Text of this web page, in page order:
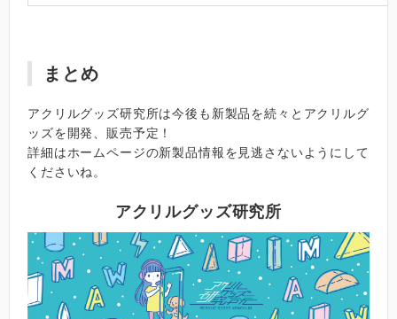
まとめ
アクリルグッズ研究所は今後も新製品を続々とアクリルグ
ッズを開発、販売予定！
詳細はホームページの新製品情報を見逃さないようにして
くださいね。
アクリルグッズ研究所